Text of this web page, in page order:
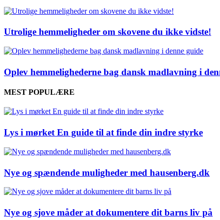
Utrolige hemmeligheder om skovene du ikke vidste!
Oplev hemmelighederne bag dansk madlavning i
MEST POPULÆRE
Lys i mørket En guide til at finde din indre styrke
Nye og spændende muligheder med hausenberg.dk
Nye og sjove måder at dokumentere dit barns liv på